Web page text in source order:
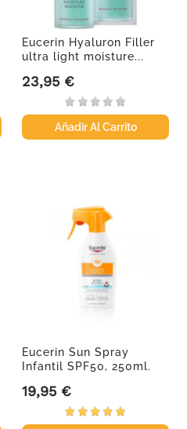
Eucerin Hyaluron Filler
ultra light moisture...
Precio
23,95 €
Añadir Al Carrito
Eucerin Sun Spray
Infantil SPF50, 250ml.
Precio
19,95 €